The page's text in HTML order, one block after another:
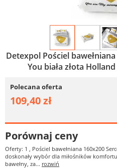
Detexpol Pościel
You biała złota
Polecana oferta
109,40 zł
Porównaj ceny
Oferty: 1 , Pościel bawełniana 160x200
doskonały wybór dla miłośników
bawełny, za... rozwiń